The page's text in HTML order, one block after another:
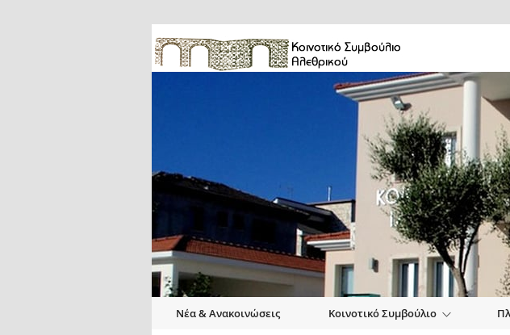
Νέα & Ανακοινώσεις Κοινοτικό Συμβούλιο